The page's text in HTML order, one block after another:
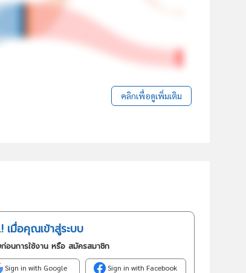
คลิกเพื่อดูเพิ่มเติม
เมื่อคุณเข้าสู่ระบบ
อนการใช้งาน หรือ สมัครสมาชิก
Sign in with Google Sign in with Facebook